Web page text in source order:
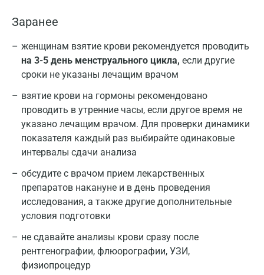
Заранее
женщинам взятие крови рекомендуется проводить
на 3-5 день менструального цикла, если другие
сроки не указаны лечащим врачом
взятие крови на гормоны рекомендовано
проводить в утренние часы, если другое время не
указано лечащим врачом. Для проверки динамики
показателя каждый раз выбирайте одинаковые
интервалы сдачи анализа
обсудите с врачом прием лекарственных
препаратов накануне и в день проведения
исследования, а также другие дополнительные
условия подготовки
не сдавайте анализы крови сразу после
рентгенографии, флюорографии, УЗИ,
физиопроцедур